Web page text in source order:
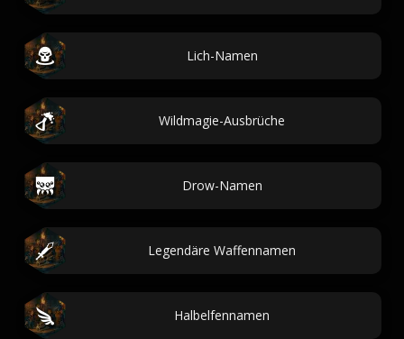
Lich-Namen
Wildmagie-Ausbrüche
Drow-Namen
Legendäre Waffennamen
Halbelfennamen